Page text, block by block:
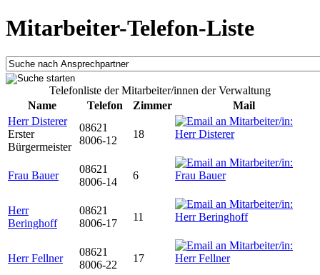
Mitarbeiter-Telefon-Liste
Telefonliste der Mitarbeiter/innen der Verwaltung
Name
Telefon Zimmer
Mail
Herr Disterer
Erster
Bürgermeister
08621
8006-12
18
Frau Bauer
08621
8006-14
6
Herr
Beringhoff
08621
8006-17
11
Herr Fellner
08621
8006-22
17